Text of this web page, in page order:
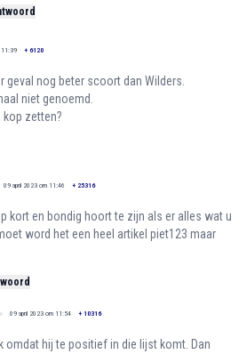
11:39 + 6120
geval nog beter scoort dan Wilders.
niet genoemd.
kop zetten?
09 april 2023 om 11:46 + 25316
kort en bondig hoort te zijn als er alles wat u
word het een heel artikel piet123 maar
09 april 2023 om 11:54 + 10316
omdat hij te positief in die lijst komt. Dan